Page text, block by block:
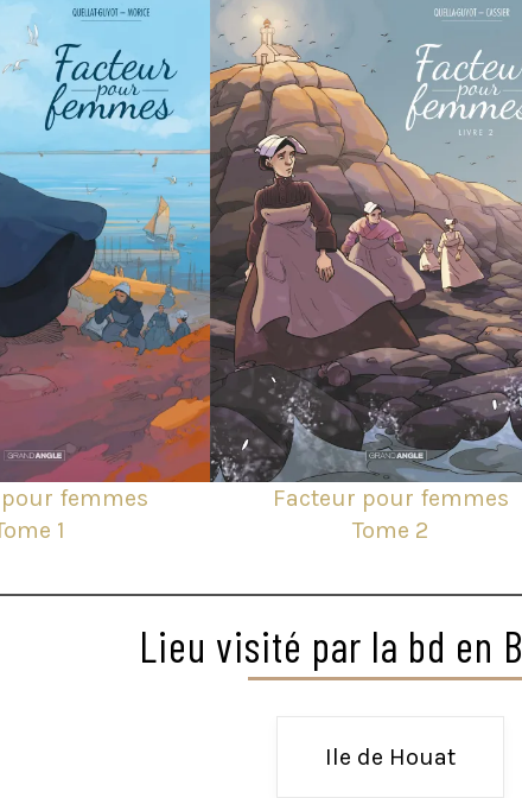
femmes
1
Facteur pour femmes
Tome 2
Lieu visité par la bd en
Ile de Houat